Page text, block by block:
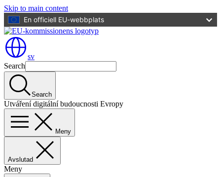
Skip to main content
En officiell EU-webbplats
sv
Search
Search
Utváření digitální budoucnosti Evropy
Meny
Avslutad
Meny